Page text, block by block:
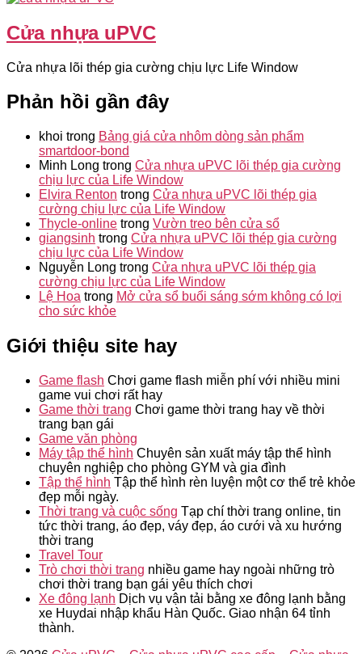
Cửa nhựa uPVC
Cửa nhựa lõi thép gia cường chịu lực Life Window
Phản hồi gần đây
khoi trong Bảng giá cửa nhôm dòng sản phẩm
smartdoor-bond
Minh Long trong Cửa nhựa uPVC lõi thép gia cường
chịu lực của Life Window
Elvira Renton trong Cửa nhựa uPVC lõi thép gia
cường chịu lực của Life Window
Thycle-online trong Vườn treo bên cửa sổ
giangsinh trong Cửa nhựa uPVC lõi thép gia cường
chịu lực của Life Window
Nguyễn Long trong Cửa nhựa uPVC lõi thép gia
cường chịu lực của Life Window
Lệ Hoa trong Mở cửa sổ buổi sáng sớm không có lợi
cho sức khỏe
Giới thiệu site hay
Game flash Chơi game flash miễn phí với nhiều mini
game vui chơi rất hay
Game thời trang Chơi game thời trang hay về thời
trang bạn gái
Game văn phòng
Máy tập thể hình Chuyên sản xuất máy tập thể hình
chuyên nghiệp cho phòng GYM và gia đình
Tập thể hình Tập thể hình rèn luyện một cơ thể trẻ khỏe
đẹp mỗi ngày.
Thời trang và cuộc sống Tạp chí thời trang online, tin
tức thời trang, áo đẹp, váy đẹp, áo cưới và xu hướng
thời trang
Travel Tour
Trò chơi thời trang nhiều game hay ngoài những trò
chơi thời trang bạn gái yêu thích chơi
Xe đông lạnh Dịch vụ vận tải bằng xe đông lạnh bằng
xe Huydai nhập khẩu Hàn Quốc. Giao nhận 64 tỉnh
thành.